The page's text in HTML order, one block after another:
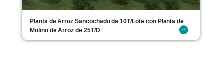
Planta de Arroz Sancochado de 10T/Lote con Planta de
Molino de Arroz de 25T/D